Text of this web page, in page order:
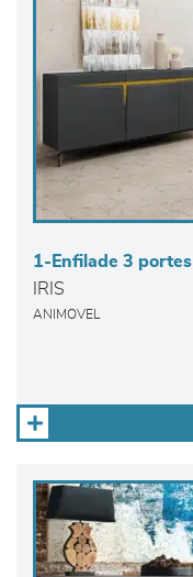
1-Enfilade 3 portes
IRIS
ANIMOVEL